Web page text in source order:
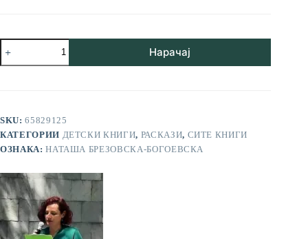
Да
се
биде
Нарачај
SKU:65829125
КАТЕГОРИИ ДЕТСКИ КНИГИ, РАСКАЗИ, СИТЕ КНИГИ
ОЗНАКА:НАТАША БРЕЗОВСКА-БОГОЕВСКА